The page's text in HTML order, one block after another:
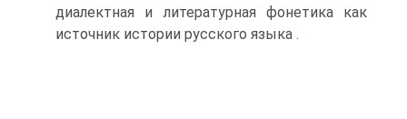
диалектная и литературная фонетика как
источник истории русского языка .